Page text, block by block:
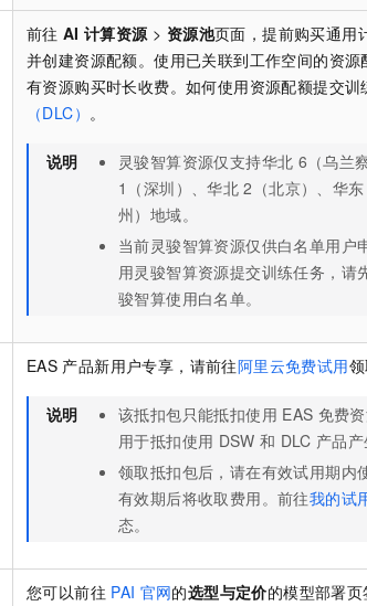
前往 AI 计算资源 > 资源池页面，提前购买通用
并创建资源配额。使用已关联到工作空间的资源
有资源购买时长收费。如何使用资源配额提交训
（DLC） 。
说明 灵骏智算资源仅支持华北 6（乌兰
1（深圳）、华北 2（北京）、华东
州）地域。
当前灵骏智算资源仅供白名单用户
用灵骏智算资源提交训练任务，请
骏智算使用白名单。
EAS 产品新用户专享，请前往阿里云免费试用
说明 该抵扣包只能抵扣使用 EAS 免费
用于抵扣使用 DSW 和 DLC 产品产
领取抵扣包后，请在有效试用期内
有效期后将收取费用。前往我的试
态。
您可以前往 PAI 官网的选型与定价的模型部署